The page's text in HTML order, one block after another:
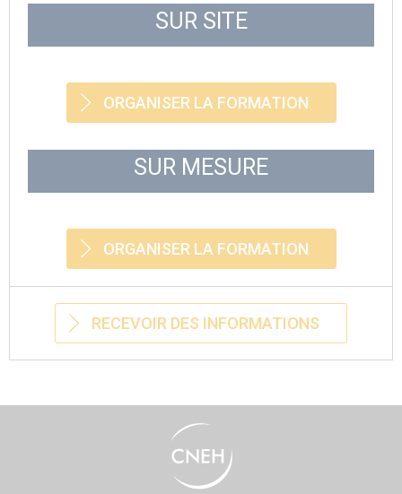
SUR SITE
ORGANISER LA FORMATION
SUR MESURE
ORGANISER LA FORMATION
RECEVOIR DES INFORMATIONS